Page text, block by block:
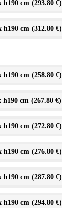
h190 cm (293.80 €)
h190 cm (312.80 €)
h190 cm (258.80 €)
h190 cm (267.80 €)
h190 cm (272.80 €)
h190 cm (276.80 €)
h190 cm (287.80 €)
h190 cm (294.80 €)